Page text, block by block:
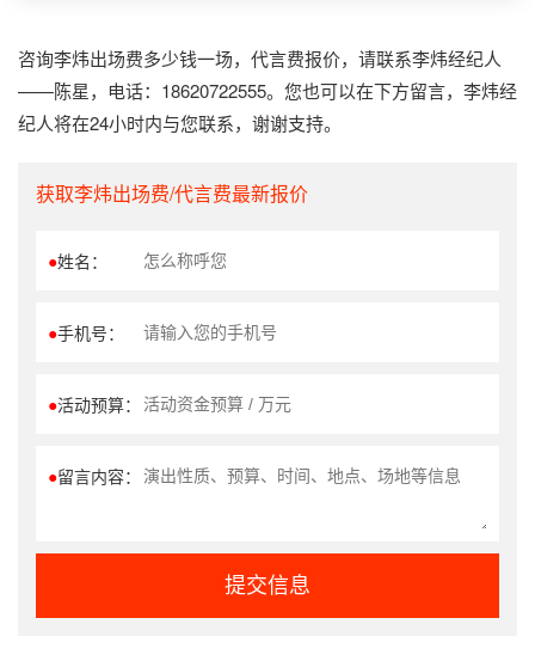
咨询李炜出场费多少钱一场，代言费报价，请联系李炜经纪人
——陈星，电话：18620722555。您也可以在下方留言，李炜经
纪人将在24小时内与您联系，谢谢支持。
获取李炜出场费/代言费最新报价
●姓名：
●手机号：
●活动预算：
●留言内容：
提交信息